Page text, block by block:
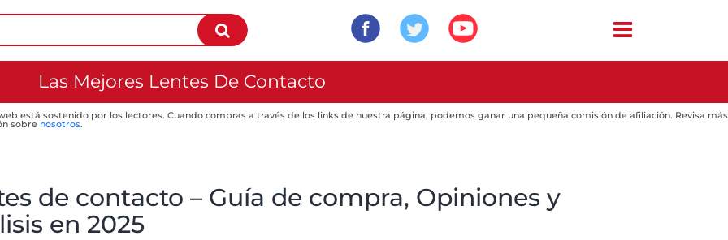
Las Mejores Lentes De Contacto
está sostenido por los lectores. Cuando compras a través de los links de nuestra página, podemos ganar una pequeña comisión de afiliación. Revisa más
sobre nosotros.
de contacto – Guía de compra, Opiniones y
en 2025